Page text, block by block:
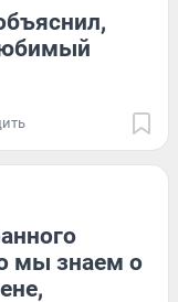
мы знаем о